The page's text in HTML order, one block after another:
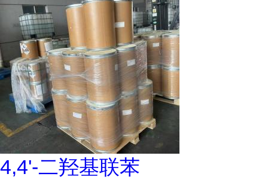
4,4'-二羟基联苯